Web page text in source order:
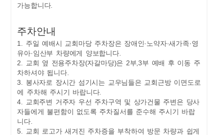
가능합니다.
주차안내
1. 주일 예배시 교회마당 주차장은 장애인·노약자·새가족·영
유아·임산부 차량에게 양보합니다.
2. 교회 옆 전용주차장(자갈마당)은 2부,3부 예배 후 이동 주
차하셔야 됩니다.
3. 봉사자로 장시간 섬기시는 교우님들은 교회근방 이면도로
에 주차해 주시기 바랍니다.
4. 교회주변 거주자 우선 주차구역 및 상가건물 주변은 당사
자들에게 불편함이 없도록 주차질서를 준수해 주시기 바랍
니다.
5. 교회 로고가 새겨진 주차증을 부착하여 방문 차량과 쉽게